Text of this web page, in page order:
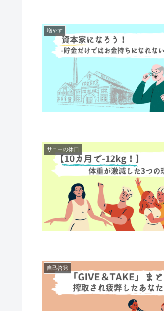
増やす
サニーの休日
自己啓発